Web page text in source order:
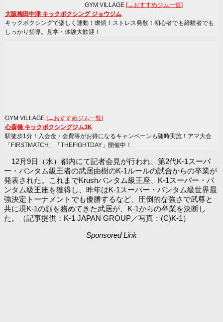
GYM VILLAGE [→おすすめジム一覧]
大阪梅田中津 キックボクシング ジョウジム
キックボクシングで楽しく運動！燃焼！ストレス発散！初心者でも経験者でも
しっかり指導。見学・体験大歓迎！
GYM VILLAGE [→おすすめジム一覧]
心斎橋 キックボクシングジム3K
駅徒歩1分！入会金・会費等がお得になるキャンペーンも随時実施！アマ大会
「FIRSTMATCH」「THEFIGHTDAY」開催中！
12月9日（水）都内にて記者会見が行われ、第2代K-1スーパ
ー・バンタム級王者の武居由樹のK-1ルールの試合からの卒業が
発表された。これまでKrushバンタム級王座、K-1スーパー・バ
ンタム級王座を獲得し、昨年はK-1スーパー・バンタム級世界最
強決定トーナメントでも優勝するなど、圧倒的な強さで武尊と
共に現K-1の顔を務めてきた武居が、K-1からの卒業を決断し
た。（記事提供：K-1 JAPAN GROUP／写真：(C)K-1）
Sponsored Link